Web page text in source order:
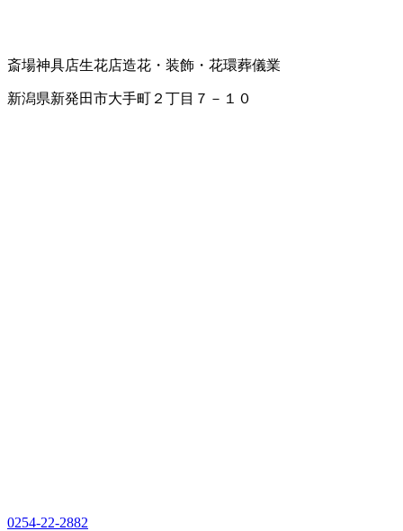
斎場神具店生花店造花・装飾・花環葬儀業
新潟県新発田市大手町２丁目７－１０
0254-22-2882